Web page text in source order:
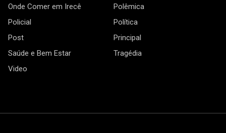
Onde Comer em Irecê
Polêmica
Policial
Política
Post
Principal
Saúde e Bem Estar
Tragédia
Video